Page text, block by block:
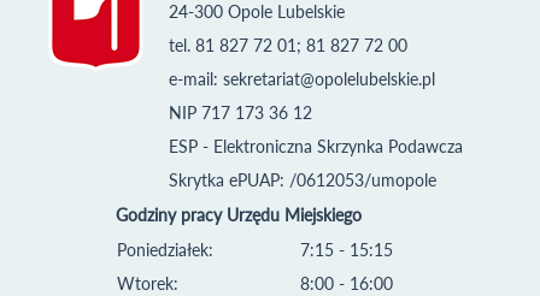
24-300 Opole Lubelskie
tel. 81 827 72 01; 81 827 72 00
e-mail: sekretariat@opolelubelskie.pl
NIP 717 173 36 12
ESP - Elektroniczna Skrzynka Podawcza
Skrytka ePUAP: /0612053/umopole
Godziny pracy Urzędu Miejskiego
Poniedziałek:
Wtorek:
7:15 - 15:15
8:00 - 16:00